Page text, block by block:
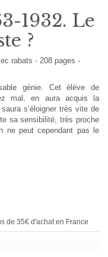
1932. Le
?
rabats - 208 pages -
génie. Cet élève de
mal, en aura acquis la
s’éloigner très vite de
sa sensibilité, très proche
ne peut cependant pas le
de 35€ d'achat en France